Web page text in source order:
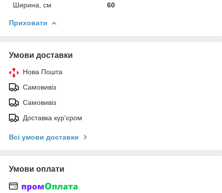
Ширина, см
60
Приховати
Умови доставки
Нова Пошта
Самовивіз
Самовивіз
Доставка кур'єром
Всі умови доставки
Умови оплати